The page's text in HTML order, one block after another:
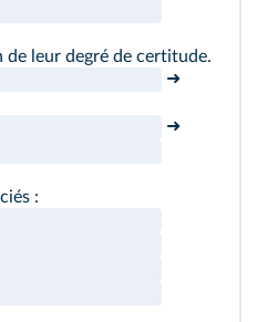
de leur degré de certitude.
➜
➜
: